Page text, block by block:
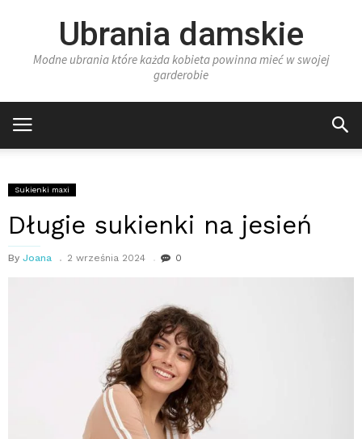
Ubrania damskie
Modne ubrania które każda kobieta powinna mieć w swojej
garderobie
Sukienki maxi
Długie sukienki na jesień
By Joana 2 września 2024 0